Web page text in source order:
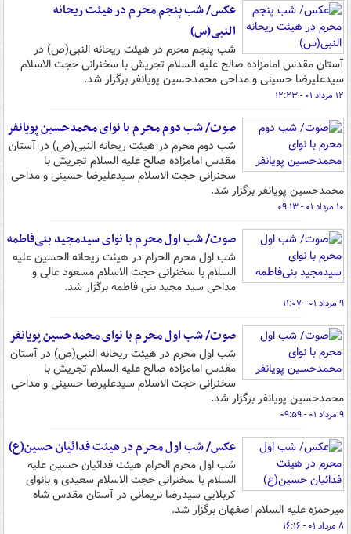
عکس/ شب پنجم محرم در هیئت ریحانه
النبی(س)
شب پنجم محرم در هیئت ریحانه النبی(ص) در
آستان مقدس امامزاده صالح علیه السلام تجریش با سخنرانی حجت الاسلام
سیدعلیرضا حسینی و مداحی محمدحسین پویانفر برگزار شد.
۱۲ مرداد ۰۱ - ۱۲:۲۳
صوت/ شب دوم محرم با نوای محمدحسین پویانفر
شب دوم محرم در هیئت ریحانه النبی(ص) در آستان
مقدس امامزاده صالح علیه السلام تجریش با
سخنرانی حجت الاسلام سیدعلیرضا حسینی و مداحی
محمدحسین پویانفر برگزار شد.
۱۰ مرداد ۰۱ - ۰۹:۱۳
صوت/ شب اول محرم با نوای سیدمجید بنی‌فاطمه
شب اول محرم الحرام در هیئت ریحانه الحسین علیه
السلام با سخنرانی حجت الاسلام مسعود عالی و
مداحی سید مجید بنی فاطمه برگزار شد.
۹ مرداد ۰۱ - ۱۱:۰۷
صوت/ شب اول محرم با نوای محمدحسین پویانفر
شب اول محرم در هیئت ریحانه النبی(ص) در آستان
مقدس امامزاده صالح علیه السلام تجریش با
سخنرانی حجت الاسلام سیدعلیرضا حسینی و مداحی
محمدحسین پویانفر برگزار شد.
۹ مرداد ۰۱ - ۰۹:۵۹
عکس/ شب اول محرم در هیئت فدائیان حسین(ع)
شب اول محرم الحرام هیئت فدائیان حسین علیه
السلام با سخنرانی حجت الاسلام سعیدی و بانوای
کربلایی سیدرضا نریمانی در آستان مقدس شاه
میرحمزه علیه السلام اصفهان برگزار شد.
۸ مرداد ۰۱ - ۱۶:۱۶